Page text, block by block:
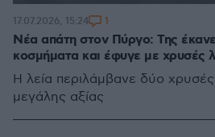
Νέα απάτη στον Πύργο: Της
κοσμήματα και έφυγε με χρυσές
Η λεία περιλάμβανε δύο
μεγάλης αξίας
17.07.2026, 15:24 1